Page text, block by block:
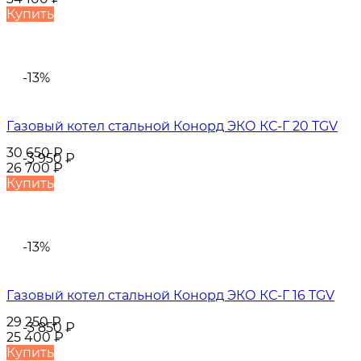
Купить
-13%
-3 950 ₽
Газовый котел стальной Конорд ЭКО КС-Г 20 TGV
30 650₽
26 700₽
Купить
-13%
-3 850 ₽
Газовый котел стальной Конорд ЭКО КС-Г 16 TGV
29 250₽
25 400₽
Купить